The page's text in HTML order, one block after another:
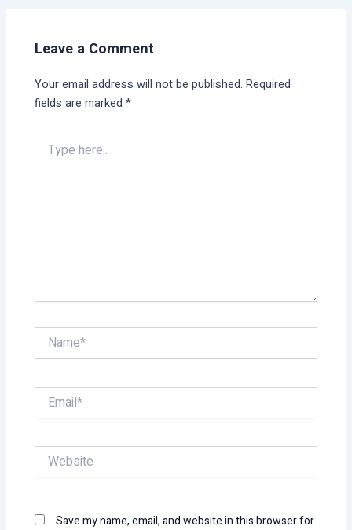
Leave a Comment
Your email address will not be published. Required
fields are marked*
here..
Name*
Email*
Website
Save my name, email, and website in this browser for